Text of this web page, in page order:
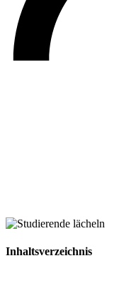
Inhaltsverzeichnis